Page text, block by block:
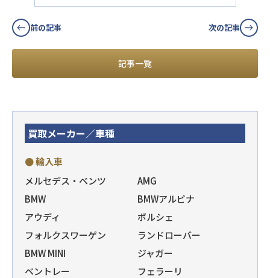
前の記事
記事一覧
次の記事
買取メーカー／車種
● 輸入車
メルセデス・ベンツ
AMG
BMW
BMWアルピナ
アウディ
ポルシェ
フォルクスワーゲン
ランドローバー
BMW MINI
ジャガー
ベントレー
フェラーリ